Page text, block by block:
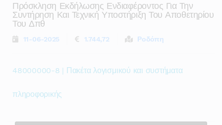
Πρόσκληση Εκδήλωσης Ενδιαφέροντος Για Την
Συντήρηση Και Τεχνική Υποστήριξη Του Αποθετηρίου
Του Δπθ
11-06-2025 1.744,72 Ροδόπη
48000000-8 | Πακέτα λογισμικού και συστήματα
πληροφορικής